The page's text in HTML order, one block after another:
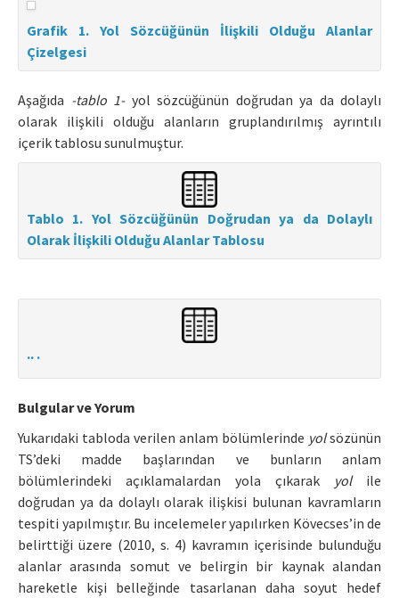
Grafik 1. Yol Sözcüğünün İlişkili Olduğu Alanlar
Çizelgesi
Aşağıda -tablo 1-yol sözcüğünün doğrudan ya da dolaylı
olarak ilişkili olduğu alanların gruplandırılmış ayrıntılı
içerik tablosu sunulmuştur.
Tablo 1. Yol Sözcüğünün Doğrudan ya da Dolaylı
Olarak İlişkili Olduğu Alanlar Tablosu
.. .
Bulgular ve Yorum
Yukarıdaki tabloda verilen anlam bölümlerinde yolsözünün
TS’deki madde başlarından ve bunların anlam
bölümlerindeki açıklamalardan yola çıkarak yolile
doğrudan ya da dolaylı olarak ilişkisi bulunan kavramların
tespiti yapılmıştır. Bu incelemeler yapılırken Kövecses’in de
belirttiği üzere (2010, s. 4) kavramın içerisinde bulunduğu
alanlar arasında somut ve belirgin bir kaynak alandan
hareketle kişi belleğinde tasarlanan daha soyut hedef